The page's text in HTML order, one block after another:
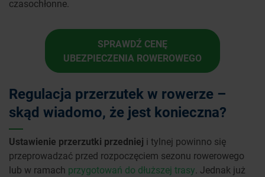
czasochłonne.
SPRAWDŹ CENĘ
UBEZPIECZENIA ROWEROWEGO
Regulacja przerzutek w rowerze –
skąd wiadomo, że jest konieczna?
Ustawienie przerzutki przedniej i tylnej powinno się
przeprowadzać przed rozpoczęciem sezonu rowerowego
lub w ramach przygotowań do dłuższej trasy. Jednak już